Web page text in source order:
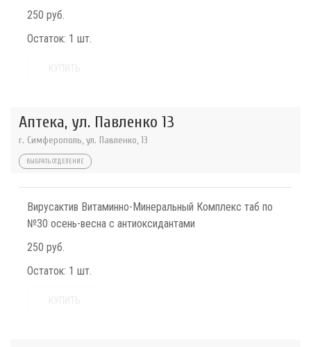
250 руб.
Остаток: 1 шт.
Аптека, ул. Павленко 13
г. Симферополь, ул. Павленко, 13
ВЫБРАТЬ ОТДЕЛЕНИЕ
Вирусактив Витаминно-Минеральный Комплекс таб по
№30 осень-весна с антиоксидантами
250 руб.
Остаток: 1 шт.